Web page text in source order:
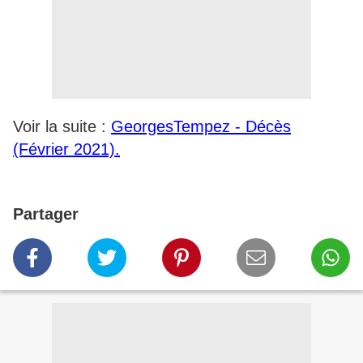
Voir la suite : GeorgesTempez - Décès
(Février 2021).
Partager